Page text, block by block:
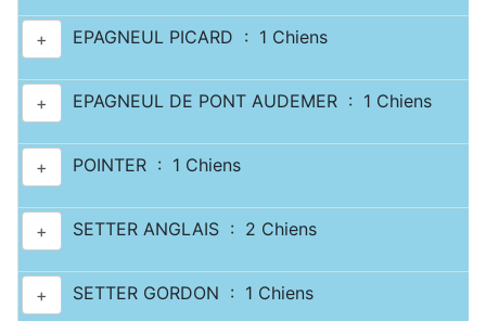
+ EPAGNEUL PICARD : 1 Chiens
+ EPAGNEUL DE PONT AUDEMER : 1 Chiens
+ POINTER : 1 Chiens
+ SETTER ANGLAIS : 2 Chiens
+ SETTER GORDON : 1 Chiens